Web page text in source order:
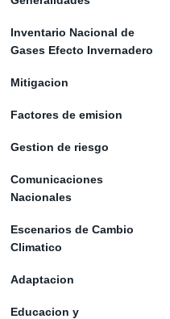
Inventario Nacional de
Gases Efecto Invernadero
Mitigacion
Factores de emision
Gestion de riesgo
Comunicaciones
Nacionales
Escenarios de Cambio
Climatico
Adaptacion
Educacion y